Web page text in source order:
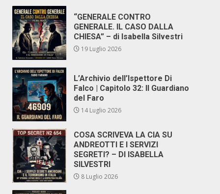
“GENERALE CONTRO
GENERALE. IL CASO DALLA
CHIESA” – di Isabella Silvestri
19 Luglio 2026
L’Archivio dell’Ispettore Di
Falco | Capitolo 32: Il Guardiano
del Faro
14 Luglio 2026
COSA SCRIVEVA LA CIA SU
ANDREOTTI E I SERVIZI
SEGRETI? – DI ISABELLA
SILVESTRI
8 Luglio 2026